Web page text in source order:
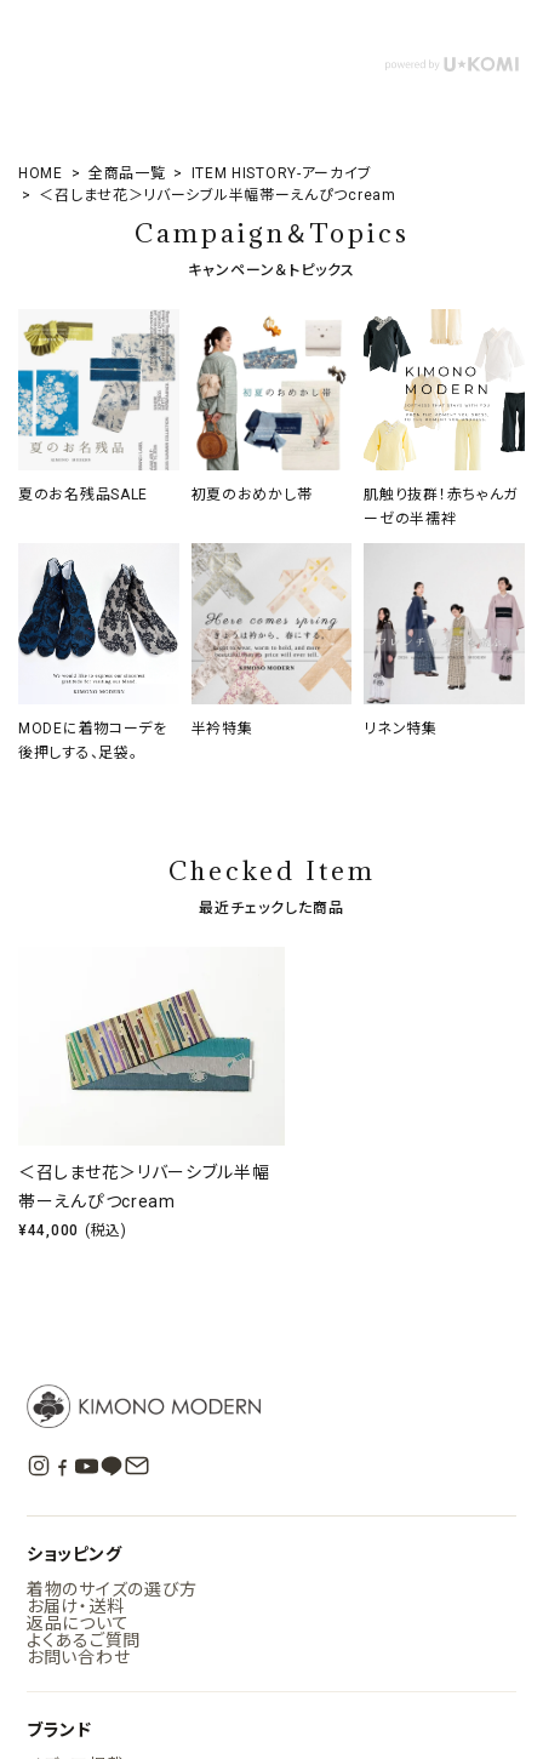
HOME 全商品一覧
ITEM HISTORY-アーカイブ
＜召しませ花＞リバーシブル半幅帯ーえんぴつcream
Campaign＆Topics
キャンペーン＆トピックス
夏のお名残品SALE 初夏のおめかし帯
肌触り抜群！赤ちゃんガ
ーゼの半襦袢
MODEに着物コーデを
後押しする、足袋。
半衿特集 リネン特集
Checked Item
最近チェックした商品
＜召しませ花＞リバーシブル半幅
帯ーえんぴつcream
¥44,000 (税込)
ショッピング
着物のサイズの選び方
お届け・送料
返品について
よくあるご質問
お問い合わせ
ブランド